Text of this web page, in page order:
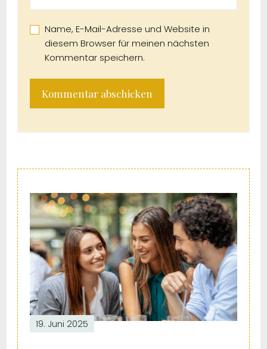
Name, E-Mail-Adresse und Website in
diesem Browser für meinen nächsten
Kommentar speichern.
Post
Navigation
19. Juni 2025